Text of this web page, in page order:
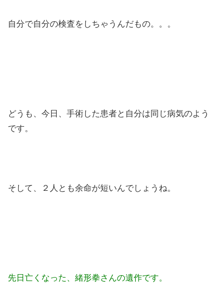
自分で自分の検査をしちゃうんだもの。。。
どうも、今日、手術した患者と自分は同じ病気のよう
です。
そして、２人とも余命が短いんでしょうね。
先日亡くなった、緒形拳さんの遺作です。